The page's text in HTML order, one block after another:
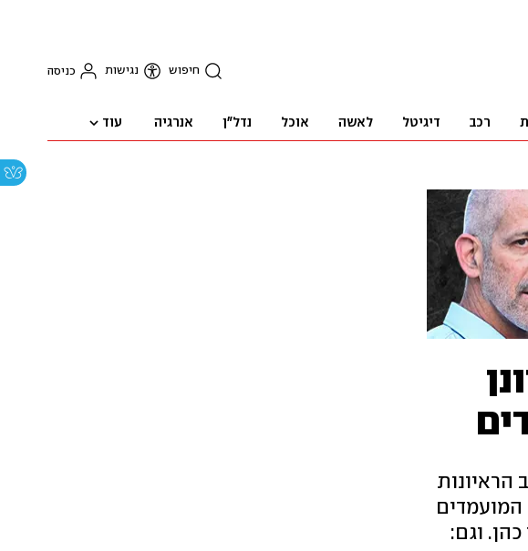
חיפוש נגישות כניסה
רכב דיגיטל לאשה אוכל נדל"ן אנרגיה עוד
הראיונות
המועמדים
וגם: